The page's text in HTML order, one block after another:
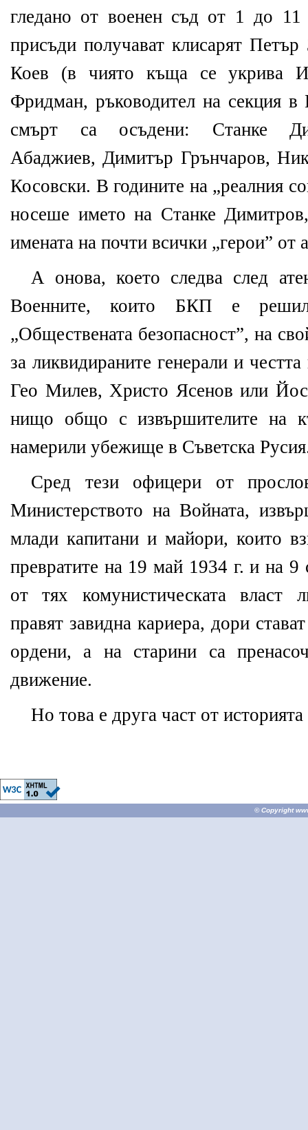
гледано от военен съд от 1 до
присъди получават клисарят
Коев (в чиято къща се укрива
Фридман, ръководител на секция
смърт са осъдени: Станке
Абаджиев, Димитър Грънчаров,
Косовски. В годините на „реалния
носеше името на Станке
имената на почти всички „герои” от
А онова, което следва след
Военните, които БКП е
„Обществената безопасност”, на
за ликвидираните генерали и
Гео Милев, Христо Ясенов или
нищо общо с извършителите на
намерили убежище в Съветска
Сред тези офицери от
Министерството на Войната,
млади капитани и майори, които
превратите на 19 май 1934 г. и на
от тях комунистическата власт
правят завидна кариера, дори
ордени, а на старини са
движение.
Но това е друга част от
© Copyright